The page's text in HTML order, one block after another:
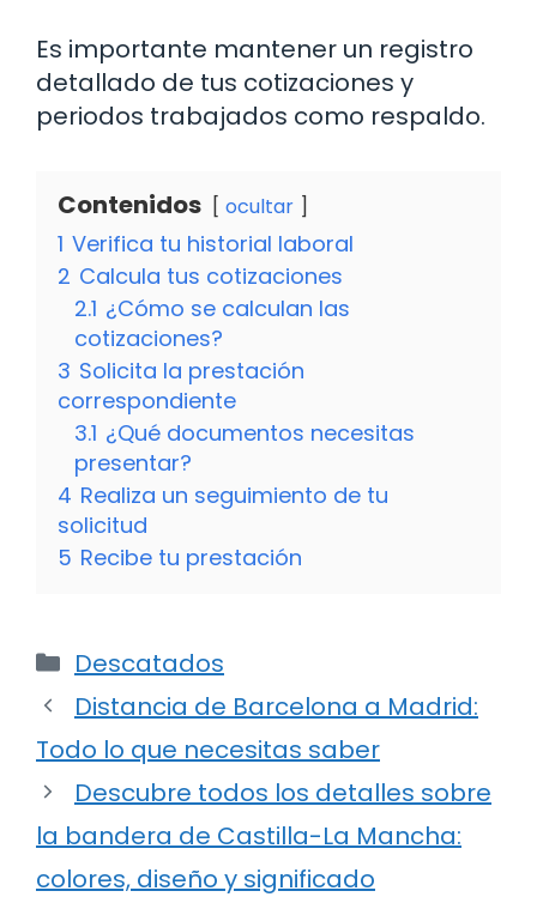
Es importante mantener un registro
detallado de tus cotizaciones y
periodos trabajados como respaldo.
Contenidos ocultar
1 Verifica tu historial laboral
2 Calcula tus cotizaciones
2.1 ¿Cómo se calculan las
cotizaciones?
3 Solicita la prestación
correspondiente
3.1 ¿Qué documentos necesitas
presentar?
4 Realiza un seguimiento de tu
solicitud
5 Recibe tu prestación
Categorías
Descatados
Distancia de Barcelona a Madrid:
Todo lo que necesitas saber
Descubre todos los detalles sobre
la bandera de Castilla-La Mancha:
colores, diseño y significado